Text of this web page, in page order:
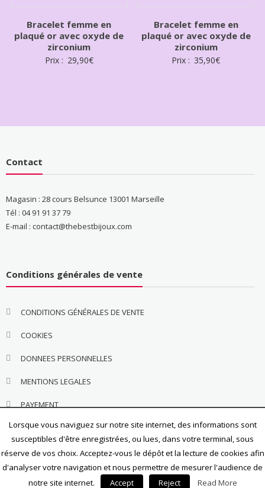
Bracelet femme en
plaqué or avec oxyde de
zirconium
Prix : 29,90€
Bracelet femme en
plaqué or avec oxyde de
zirconium
Prix : 35,90€
Contact
Magasin : 28 cours Belsunce 13001 Marseille
Tél : 04 91 91 37 79
E-mail : contact@thebestbijoux.com
Conditions générales de vente
CONDITIONS GÉNÉRALES DE VENTE
COOKIES
DONNEES PERSONNELLES
MENTIONS LEGALES
PAYEMENT
Lorsque vous naviguez sur notre site internet, des informations sont
susceptibles d'être enregistrées, ou lues, dans votre terminal, sous
réserve de vos choix. Acceptez-vous le dépôt et la lecture de cookies afin
d'analyser votre navigation et nous permettre de mesurer l'audience de
notre site internet.
Accept Reject Read More